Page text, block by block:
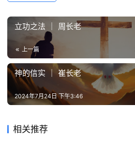
立功之法 ｜ 周长老
上一篇
神的信实 ｜ 崔长老
2024年7月24日 下午3:46
相关推荐